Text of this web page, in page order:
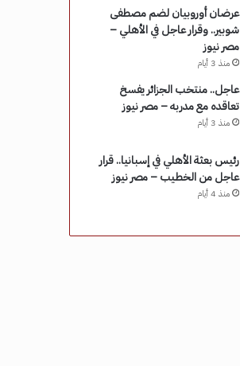
عرضان أوروبيان لضم مصطفى
شوبير.. وقرار عاجل في الأهلي –
مصر نيوز
منذ 3 أيام
عاجل.. منتخب الجزائر يفسخ
تعاقده مع مدربه – مصر نيوز
منذ 3 أيام
رئيس بعثة الأهلي في إسبانيا.. قرار
عاجل من الخطيب – مصر نيوز
منذ 4 أيام